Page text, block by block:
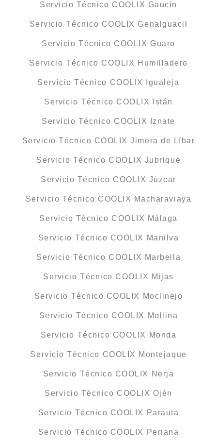
Servicio Técnico COOLIX Gaucín
Servicio Técnico COOLIX Genalguacil
Servicio Técnico COOLIX Guaro
Servicio Técnico COOLIX Humilladero
Servicio Técnico COOLIX Igualeja
Servicio Técnico COOLIX Istán
Servicio Técnico COOLIX Iznate
Servicio Técnico COOLIX Jimera de Líbar
Servicio Técnico COOLIX Jubrique
Servicio Técnico COOLIX Júzcar
Servicio Técnico COOLIX Macharaviaya
Servicio Técnico COOLIX Málaga
Servicio Técnico COOLIX Manilva
Servicio Técnico COOLIX Marbella
Servicio Técnico COOLIX Mijas
Servicio Técnico COOLIX Moclinejo
Servicio Técnico COOLIX Mollina
Servicio Técnico COOLIX Monda
Servicio Técnico COOLIX Montejaque
Servicio Técnico COOLIX Nerja
Servicio Técnico COOLIX Ojén
Servicio Técnico COOLIX Parauta
Servicio Técnico COOLIX Periana